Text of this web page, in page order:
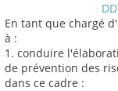
En tant que chargé
à :
1. conduire
de prévention des
dans ce cadre :